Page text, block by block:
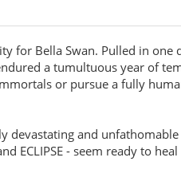
for Bella Swan. Pulled in one
a tumultuous year of
or pursue a fully
and unfathomable
ECLIPSE - seem ready to